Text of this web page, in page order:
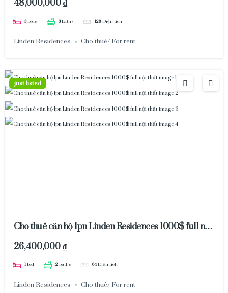
48,000,000 ₫
3beds 3baths 128Diện tích
Linden Residences Cho thuê/ For rent
just listed
Cho thuê căn hộ 1pn Linden Residences 1000$ full nội
thất
26,400,000 ₫
1 bed 2baths 64 Diện tích
Linden Residences Cho thuê/ For rent